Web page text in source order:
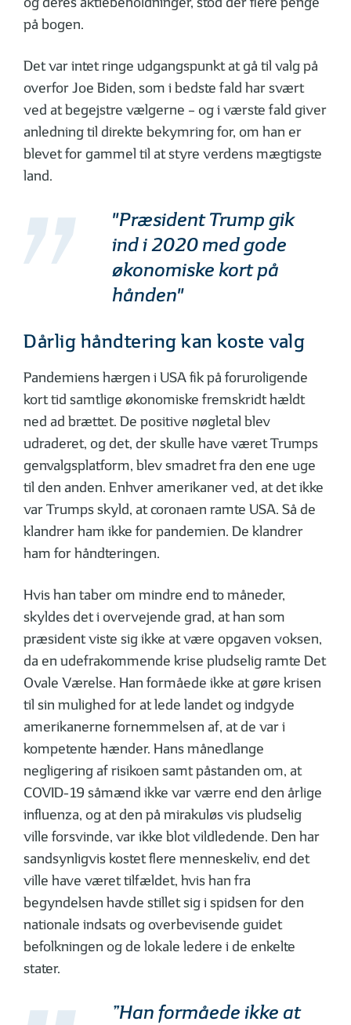
på bogen.
Det var intet ringe udgangspunkt at gå til valg på
overfor Joe Biden, som i bedste fald har svært
ved at begejstre vælgerne – og i værste fald giver
anledning til direkte bekymring for, om han er
blevet for gammel til at styre verdens mægtigste
land.
"Præsident Trump gik
ind i 2020 med gode
økonomiske kort på
hånden"
Dårlig håndtering kan koste valg
Pandemiens hærgen i USA fik på foruroligende
kort tid samtlige økonomiske fremskridt hældt
ned ad brættet. De positive nøgletal blev
udraderet, og det, der skulle have været Trumps
genvalgsplatform, blev smadret fra den ene uge
til den anden. Enhver amerikaner ved, at det ikke
var Trumps skyld, at coronaen ramte USA. Så de
klandrer ham ikke for pandemien. De klandrer
ham for håndteringen.
Hvis han taber om mindre end to måneder,
skyldes det i overvejende grad, at han som
præsident viste sig ikke at være opgaven voksen,
da en udefrakommende krise pludselig ramte Det
Ovale Værelse. Han formåede ikke at gøre krisen
til sin mulighed for at lede landet og indgyde
amerikanerne fornemmelsen af, at de var i
kompetente hænder. Hans månedlange
negligering af risikoen samt påstanden om, at
COVID-19 såmænd ikke var værre end den årlige
influenza, og at den på mirakuløs vis pludselig
ville forsvinde, var ikke blot vildledende. Den har
sandsynligvis kostet flere menneskeliv, end det
ville have været tilfældet, hvis han fra
begyndelsen havde stillet sig i spidsen for den
nationale indsats og overbevisende guidet
befolkningen og de lokale ledere i de enkelte
stater.
”Han formåede ikke at